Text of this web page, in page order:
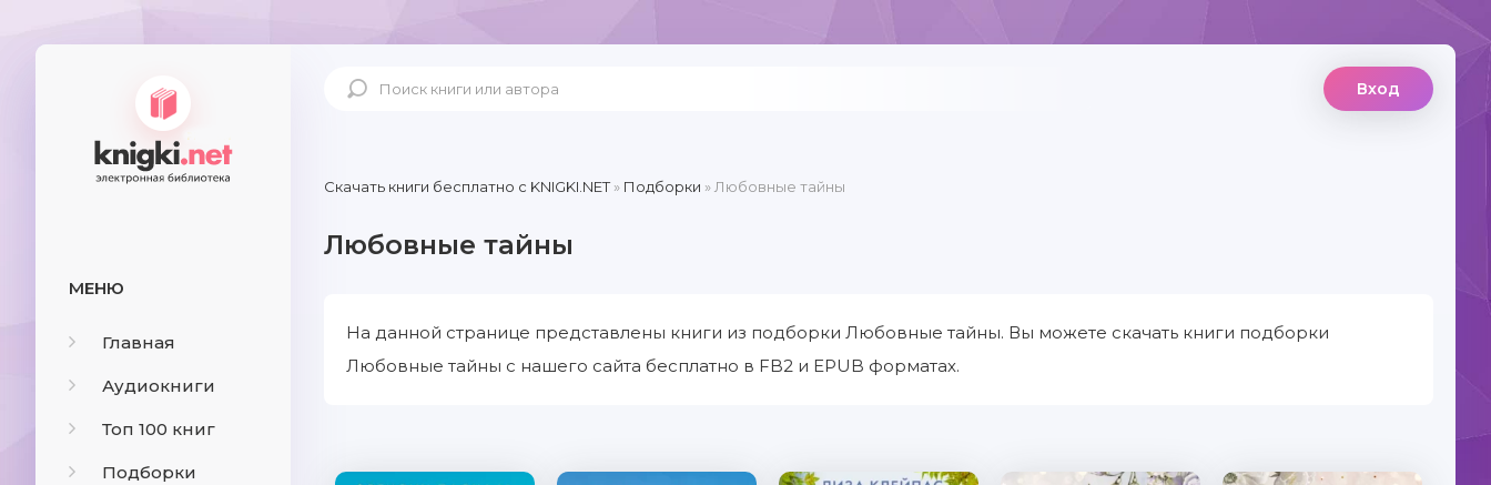
МЕНЮ
Главная
Аудиокниги
Топ 100 книг
Подборки
Вход
Скачать книги бесплатно c KNIGKI.NET» Подборки » Любовные тайны
Любовные тайны
На данной странице представлены книги из подборки Любовные тайны. Вы можете скачать книги подборки
Любовные тайны с нашего сайта бесплатно в FB2 и EPUB форматах.